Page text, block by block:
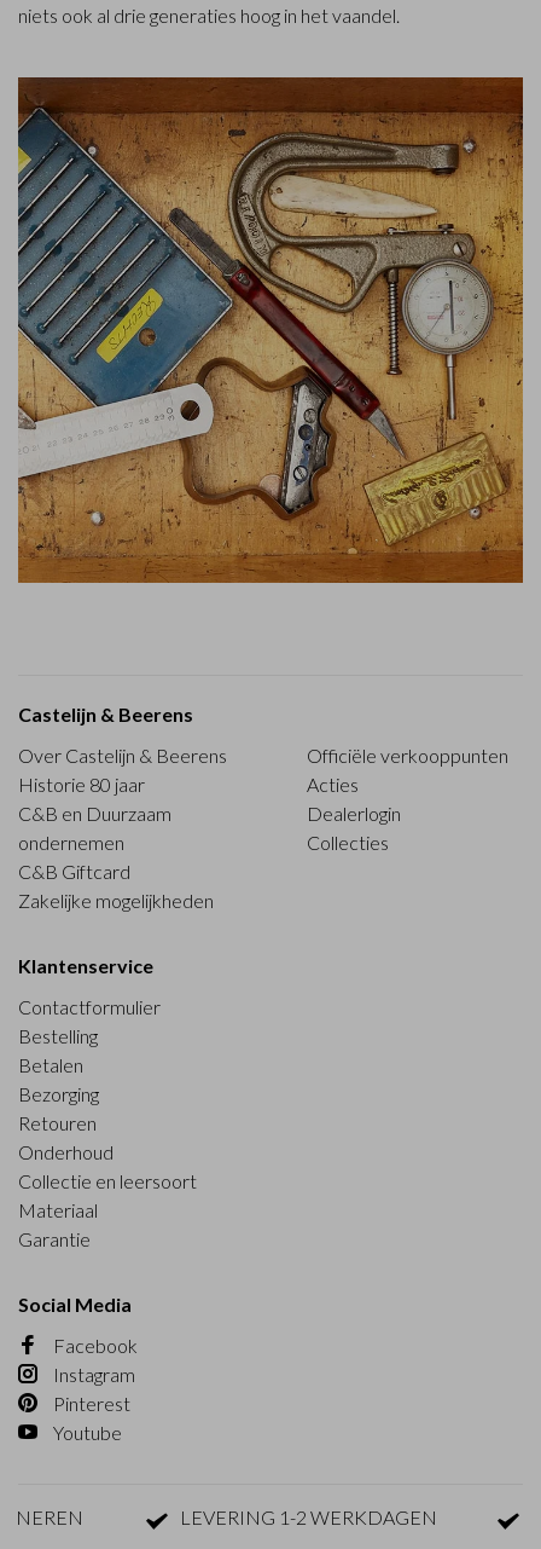
niets ook al drie generaties hoog in het vaandel.
Castelijn & Beerens
Over Castelijn & Beerens
Historie 80 jaar
C&B en Duurzaam
ondernemen
C&B Giftcard
Zakelijke mogelijkheden
Officiële verkooppunten
Acties
Dealerlogin
Collecties
Klantenservice
Contactformulier
Bestelling
Betalen
Bezorging
Retouren
Onderhoud
Collectie en leersoort
Materiaal
Garantie
Social Media
Facebook
Instagram
Pinterest
Youtube
LEVERING 1-2 WERKDAGEN